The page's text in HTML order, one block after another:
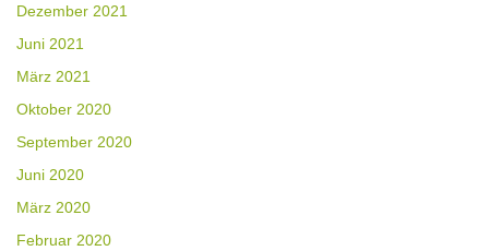
Dezember 2021
Juni 2021
März 2021
Oktober 2020
September 2020
Juni 2020
März 2020
Februar 2020